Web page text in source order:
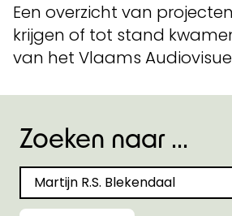
Een overzicht van
krijgen of tot stand
van het Vlaams
Zoeken naar ...
Zoeken naar